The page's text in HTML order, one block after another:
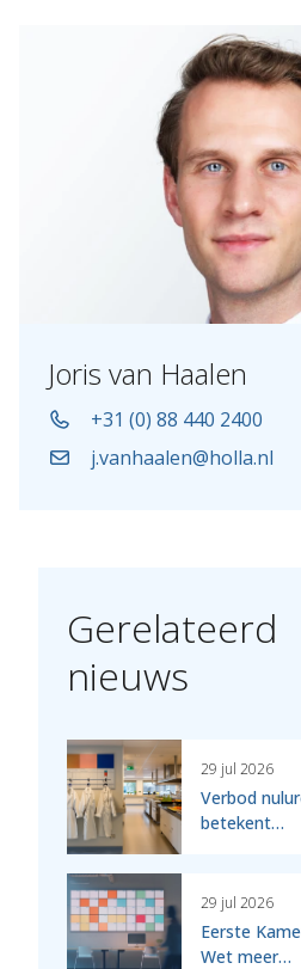
Joris van Haalen
+31 (0) 88 440 2400
j.vanhaalen@holla.nl
Gerelateerd
nieuws
29 jul 2026
Verbod
betekent…
29 jul 2026
Eerste
Wet meer…